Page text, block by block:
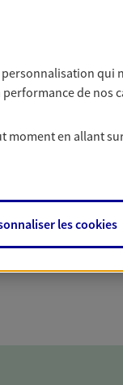
qui
de nos
moment en allant
les cookies